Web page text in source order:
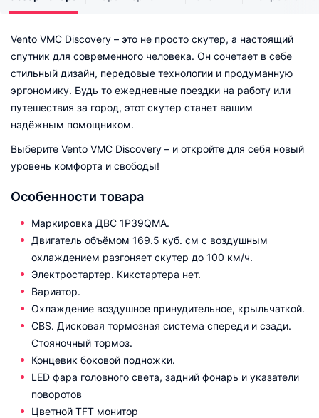
Vento VMC Discovery – это не просто скутер, а настоящий
спутник для современного человека. Он сочетает в себе
стильный дизайн, передовые технологии и продуманную
эргономику. Будь то ежедневные поездки на работу или
путешествия за город, этот скутер станет вашим
надёжным помощником.
Выберите Vento VMC Discovery – и откройте для себя новый
уровень комфорта и свободы!
Особенности товара
Маркировка ДВС 1P39QMA.
Двигатель объёмом 169.5 куб. см с воздушным
охлаждением разгоняет скутер до 100 км/ч.
Электростартер. Кикстартера нет.
Вариатор.
Охлаждение воздушное принудительное, крыльчаткой.
CBS. Дисковая тормозная система спереди и сзади.
Стояночный тормоз.
Концевик боковой подножки.
LED фара головного света, задний фонарь и указатели
поворотов
Цветной TFT монитор